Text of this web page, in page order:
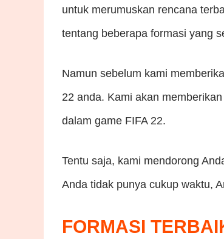
untuk merumuskan rencana
tentang beberapa formasi yang
Namun sebelum kami
22 anda. Kami akan
dalam game FIFA 22.
Tentu saja, kami mendorong
Anda tidak punya cukup waktu,
FORMASI